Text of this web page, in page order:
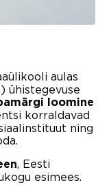
aulas
ühistegevuse
loomine
korraldavad
ning
, Eesti
esimees.